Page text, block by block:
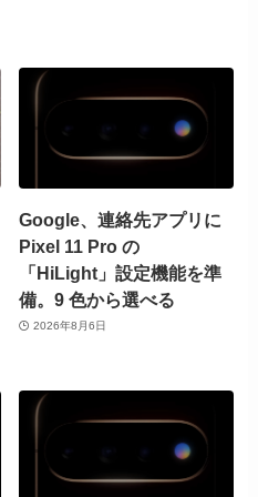
Google、連絡先アプリに
Pixel 11 Pro の
「HiLight」設定機能を準
備。9 色から選べる
2026年8月6日